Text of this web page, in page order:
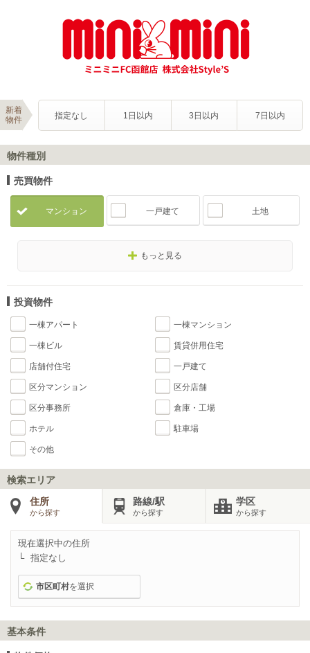
新着
物件
指定なし 1日以内 3日以内 7日以内
物件種別
売買物件
マンション 一戸建て 土地
もっと見る
投資物件
一棟アパート 一棟マンション
一棟ビル 賃貸併用住宅
店舗付住宅 一戸建て
区分マンション 区分店舗
区分事務所 倉庫・工場
ホテル 駐車場
その他
検索エリア
住所
から探す
路線/駅
から探す
学区
から探す
現在選択中の住所
指定なし
市区町村を選択
基本条件